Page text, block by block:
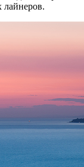
лайнеров.